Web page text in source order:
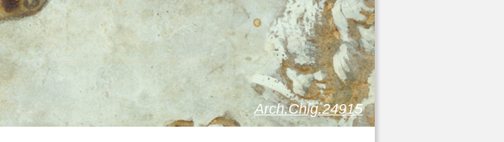
Arch.Chig.24915